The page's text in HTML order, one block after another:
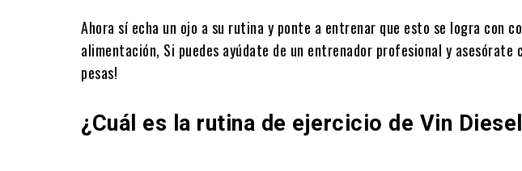
Ahora sí echa un ojo a su rutina y ponte a entrenar que esto se logra con
alimentación, Si puedes ayúdate de un entrenador profesional y asesórate
pesas!
¿Cuál es la rutina de ejercicio de Vin